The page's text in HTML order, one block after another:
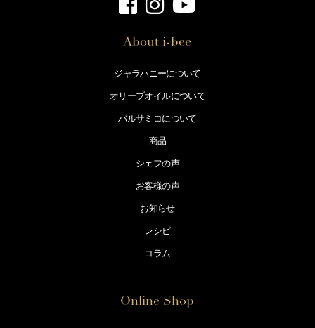
About i-bee
ジャラハニーについて
オリーブオイルについて
バルサミコについて
商品
シェフの声
お客様の声
お知らせ
レシピ
コラム
Online Shop